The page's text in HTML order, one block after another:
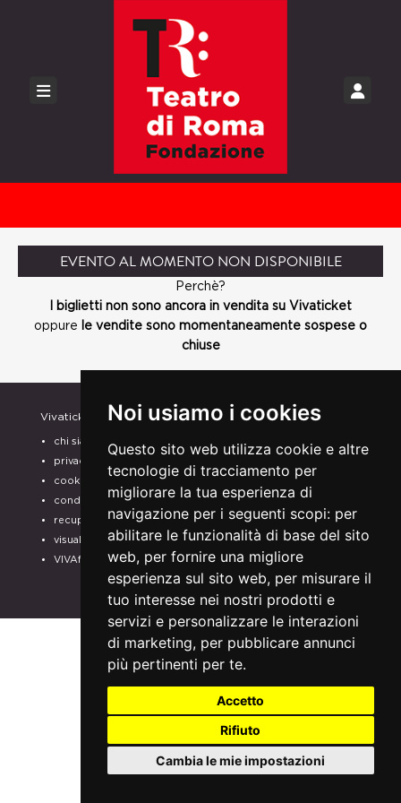
Noi usiamo i cookies
Questo sito web utilizza cookie e altre
tecnologie di tracciamento per
migliorare la tua esperienza di
navigazione per i seguenti scopi: per
abilitare le funzionalità di base del sito
web, per fornire una migliore
esperienza sul sito web, per misurare il
tuo interesse nei nostri prodotti e
servizi e personalizzare le interazioni
di marketing, per pubblicare annunci
più pertinenti per te.
Accetto
Rifiuto
Cambia le mie impostazioni
EVENTO AL MOMENTO NON DISPONIBILE
Perchè?
I biglietti non sono ancora in vendita su Vivaticket
oppure
le vendite sono momentaneamente sospese o
chiuse
Vivaticket
chi siamo
privacy
cookie
condizioni generali
recupero prenotazioni
visualizza ricevuta
VIVAforVoucher
Aiuto e Assistenza
modalità di pagamento
assistenza
odr
fatturazione elettronica
SCEGLI GLI SPETTACOLI
PER IL TUO
ABBONAMENTO